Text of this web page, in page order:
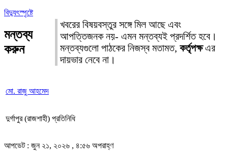
বিদ্যুৎস্পৃষ্টে
মন্তব্য
করুন
খবরের বিষয়বস্তুর সঙ্গে মিল আছে এবং
আপত্তিজনক নয়- এমন মন্তব্যই প্রদর্শিত হবে।
মন্তব্যগুলো পাঠকের নিজস্ব মতামত, কর্তৃপক্ষএর
দায়ভার নেবে না।
মো. রাজু আহমেদ
দুর্গাপুর (রাজশাহী) প্রতিনিধি
আপডেট : জুন ২১, ২০২৬ , ৪:৫৬ অপরাহ্ণ